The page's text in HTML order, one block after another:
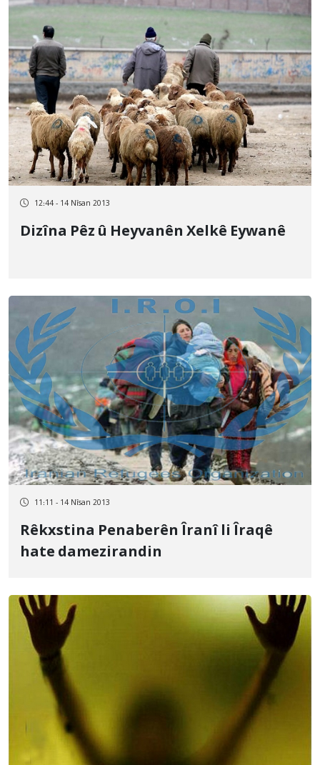
12:44 - 14 Nîsan 2013
Dizîna Pêz û Heyvanên Xelkê Eywanê
11:11 - 14 Nîsan 2013
Rêkxstina Penaberên Îranî li Îraqê
hate damezirandin